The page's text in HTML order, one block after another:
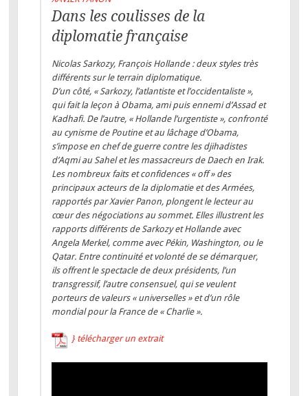
Dans les coulisses de la
diplomatie française
Nicolas Sarkozy, François Hollande : deux styles très
différents sur le terrain diplomatique.
D’un côté, « Sarkozy, l’atlantiste et l’occidentaliste »,
qui fait la leçon à Obama, ami puis ennemi d’Assad et
Kadhafi. De l’autre, « Hollande l’urgentiste », confronté
au cynisme de Poutine et au lâchage d’Obama,
s’impose en chef de guerre contre les djihadistes
d’Aqmi au Sahel et les massacreurs de Daech en Irak.
Les nombreux faits et confidences « off » des
principaux acteurs de la diplomatie et des Armées,
rapportés par Xavier Panon, plongent le lecteur au
cœur des négociations au sommet. Elles illustrent les
rapports différents de Sarkozy et Hollande avec
Angela Merkel, comme avec Pékin, Washington, ou le
Qatar. Entre continuité et volonté de se démarquer,
ils offrent le spectacle de deux présidents, l’un
transgressif, l’autre consensuel, qui se veulent
porteurs de valeurs « universelles » et d’un rôle
mondial pour la France de « Charlie ».
} télécharger un extrait